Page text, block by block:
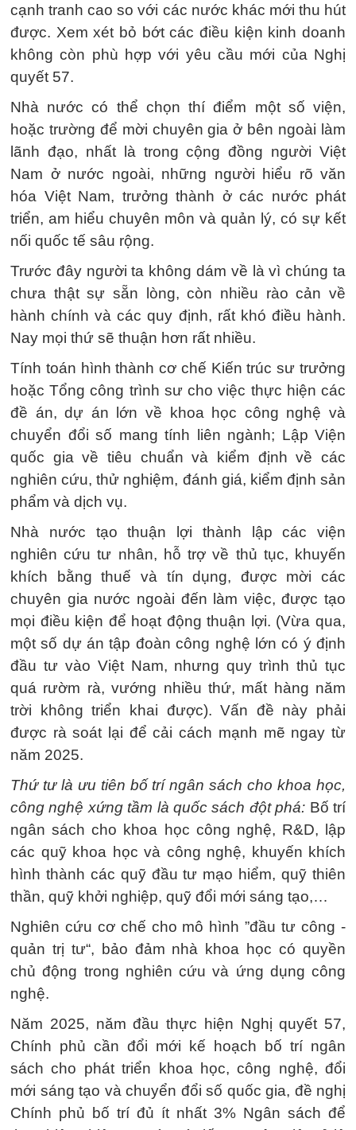
cạnh tranh cao so với các nước khác mới thu hút
được. Xem xét bỏ bớt các điều kiện kinh doanh
không còn phù hợp với yêu cầu mới của Nghị
quyết 57.
Nhà nước có thể chọn thí điểm một số viện,
hoặc trường để mời chuyên gia ở bên ngoài làm
lãnh đạo, nhất là trong cộng đồng người Việt
Nam ở nước ngoài, những người hiểu rõ văn
hóa Việt Nam, trưởng thành ở các nước phát
triển, am hiểu chuyên môn và quản lý, có sự kết
nối quốc tế sâu rộng.
Trước đây người ta không dám về là vì chúng ta
chưa thật sự sẵn lòng, còn nhiều rào cản về
hành chính và các quy định, rất khó điều hành.
Nay mọi thứ sẽ thuận hơn rất nhiều.
Tính toán hình thành cơ chế Kiến trúc sư trưởng
hoặc Tổng công trình sư cho việc thực hiện các
đề án, dự án lớn về khoa học công nghệ và
chuyển đổi số mang tính liên ngành; Lập Viện
quốc gia về tiêu chuẩn và kiểm định về các
nghiên cứu, thử nghiệm, đánh giá, kiểm định sản
phẩm và dịch vụ.
Nhà nước tạo thuận lợi thành lập các viện
nghiên cứu tư nhân, hỗ trợ về thủ tục, khuyến
khích bằng thuế và tín dụng, được mời các
chuyên gia nước ngoài đến làm việc, được tạo
mọi điều kiện để hoạt động thuận lợi. (Vừa qua,
một số dự án tập đoàn công nghệ lớn có ý định
đầu tư vào Việt Nam, nhưng quy trình thủ tục
quá rườm rà, vướng nhiều thứ, mất hàng năm
trời không triển khai được). Vấn đề này phải
được rà soát lại để cải cách mạnh mẽ ngay từ
năm 2025.
Thứ tư là ưu tiên bố trí ngân sách cho khoa học,
công nghệ xứng tầm là quốc sách đột phá: Bố trí
ngân sách cho khoa học công nghệ, R&D, lập
các quỹ khoa học và công nghệ, khuyến khích
hình thành các quỹ đầu tư mạo hiểm, quỹ thiên
thần, quỹ khởi nghiệp, quỹ đổi mới sáng tạo,…
Nghiên cứu cơ chế cho mô hình ”đầu tư công -
quản trị tư“, bảo đảm nhà khoa học có quyền
chủ động trong nghiên cứu và ứng dụng công
nghệ.
Năm 2025, năm đầu thực hiện Nghị quyết 57,
Chính phủ cần đổi mới kế hoạch bố trí ngân
sách cho phát triển khoa học, công nghệ, đổi
mới sáng tạo và chuyển đổi số quốc gia, đề nghị
Chính phủ bố trí đủ ít nhất 3% Ngân sách để